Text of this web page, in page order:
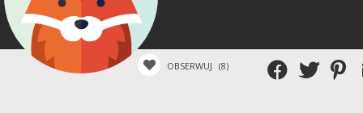
OBSERWUJ (8)